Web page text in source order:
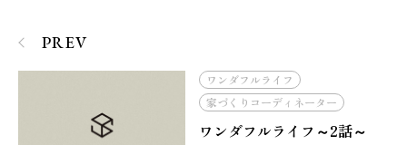
PREV
ワンダフルライフ
家づくりコーディネーター
ワンダフルライフ～2話～